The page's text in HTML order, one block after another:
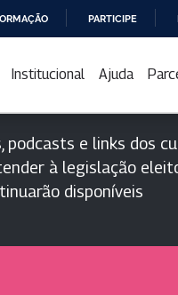
PARTICIPE
Institucional Ajuda
podcasts e links dos
à legislação
disponíveis